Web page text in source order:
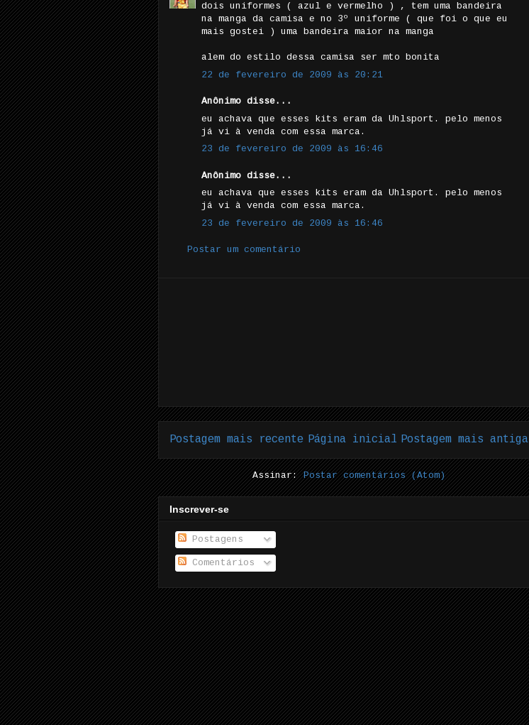
dois uniformes ( azul e vermelho ) , tem uma bandeira
na manga da camisa e no 3º uniforme ( que foi o que eu
mais gostei ) uma bandeira maior na manga
alem do estilo dessa camisa ser mto bonita
22 de fevereiro de 2009 às 20:21
Anônimo disse...
eu achava que esses kits eram da Uhlsport. pelo menos
já vi à venda com essa marca.
23 de fevereiro de 2009 às 16:46
Anônimo disse...
eu achava que esses kits eram da Uhlsport. pelo menos
já vi à venda com essa marca.
23 de fevereiro de 2009 às 16:46
Postar um comentário
Postagem mais recente Postagem mais antiga
Página inicial
Assinar:Postar comentários (Atom)
Inscrever-se
Postagens
Comentários